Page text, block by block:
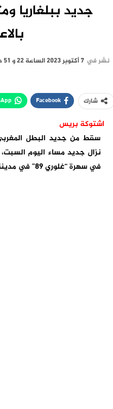
جديد ببلغاريا
نشر في 7 أكتوبر 2023 الساعة 22 و 51 دقيقة
شارك Facebook
اشتوكة بريس
سقط من جديد البطل
نزال جديد مساء اليوم
في سهرة “غلوري 89” في مدينة بورغاس البلغارية، .